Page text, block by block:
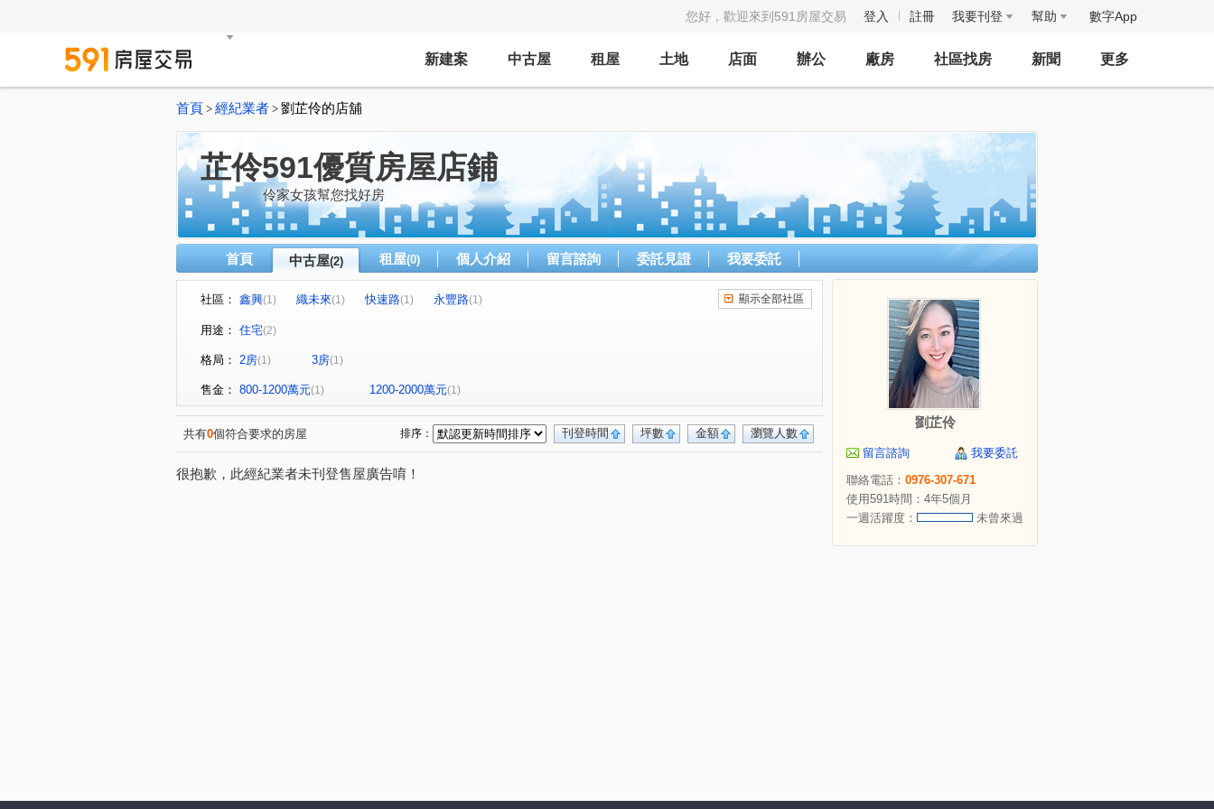
您好，歡迎來到591房屋交易 登入 註冊 我要刊登 幫助 數字App
新建案 中古屋 租屋 土地 店面 辦公 廠房 社區找房 新聞 更多
首頁 > 經紀業者 > 劉芷伶的店舖
芷伶591優質房屋店鋪
伶家女孩幫您找好房
首頁 中古屋(2) 租屋(0) 個人介紹 留言諮詢 委託見證 我要委託
社區： 鑫興(1) 織未來(1) 快速路(1) 永豐路(1) 顯示全部社區
用途： 住宅(2)
格局： 2房(1) 3房(1)
售金： 800-1200萬元(1) 1200-2000萬元(1)
共有0個符合要求的房屋 瀏覽人數
金額
坪數
刊登時間
排序：
很抱歉，此經紀業者未刊登售屋廣告唷！
劉芷伶
留言諮詢
我要委託
聯絡電話： 0976-307-671
使用591時間：4年5個月
一週活躍度：
未曾來過